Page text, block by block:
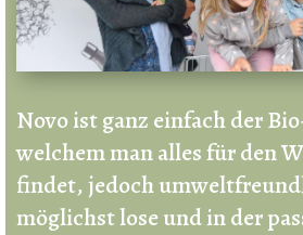
Novo ist ganz einfach der
welchem man alles für den
findet, jedoch
möglichst lose und in der